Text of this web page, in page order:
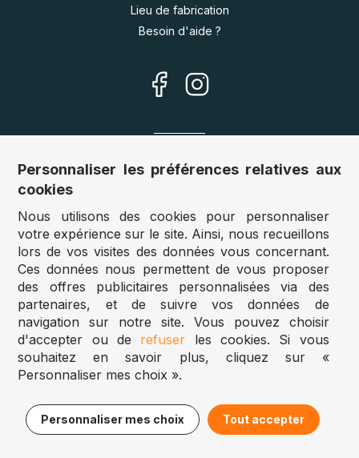
5,95€ 7,95€ Ajouter au panier
Lieu de fabrication
Besoin d'aide ?
Nos sites
Autriche :www.puzzle.at
Belgique :www.puzzle.be
Royaume Uni :
www.jigsawpuzzle.co.uk
Accès revendeurs / détaillants
Vous avez un magasin ?
Vous souhaitez accéder à nos prix revendeurs ?
Puzzle.be 2025
Personnaliser les préférences relatives aux
cookies
Nous utilisons des cookies pour personnaliser
votre expérience sur le site. Ainsi, nous recueillons
lors de vos visites des données vous concernant.
Ces données nous permettent de vous proposer
des offres publicitaires personnalisées via des
partenaires, et de suivre vos données de
navigation sur notre site. Vous pouvez choisir
d'accepter ou de refuser les cookies. Si vous
souhaitez en savoir plus, cliquez sur «
Personnaliser mes choix ».
Personnaliser mes choix Tout accepter